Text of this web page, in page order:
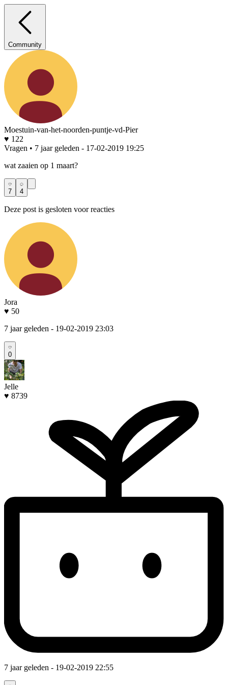
Community
Moestuin-van-het-noorden-puntje-vd-Pier
♥ 122
Vragen • 7 jaar geleden - 17-02-2019 19:25
wat zaaien op 1 maart?
7 4
Deze post is gesloten voor reacties
Jora
♥ 50
7 jaar geleden - 19-02-2019 23:03
0
Jelle
♥ 8739
7 jaar geleden - 19-02-2019 22:55